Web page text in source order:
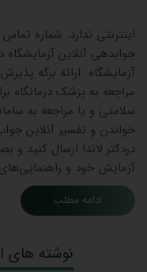
جوابدهی آنلاین
آزمایشگاه ارائه برگه
مراجعه به پزشک
سلامتی و یا مراجعه به
خواندن و تفسیر آنلاین
دردکتر لاندا ارسال کنید و
آزمایش خود و
ادامه مطلب
نوشته های